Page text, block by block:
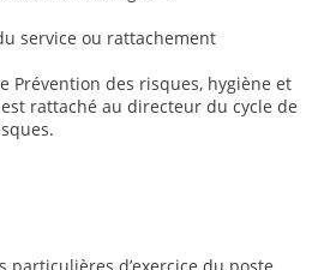
service ou rattachement
Prévention des risques, hygiène et
rattaché au directeur du cycle de